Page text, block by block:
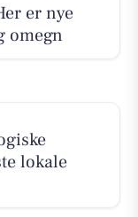
er nye
omegn
lokale